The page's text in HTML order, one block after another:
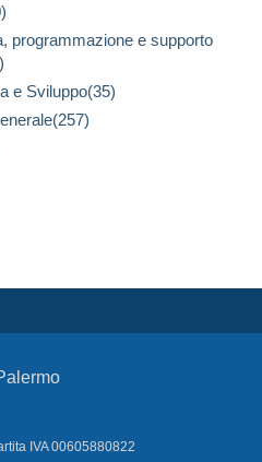
programmazione e supporto
e Sviluppo(35)
IVA 00605880822